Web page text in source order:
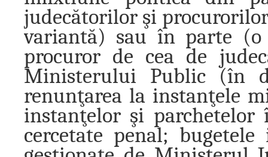
judecătorilor şi
variantă) sau în parte
procuror de cea de
Ministerului Public (în
renunţarea la instanţele
instanţelor şi parchetelor
cercetate penal;